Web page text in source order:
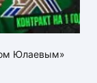
Юлаевым»